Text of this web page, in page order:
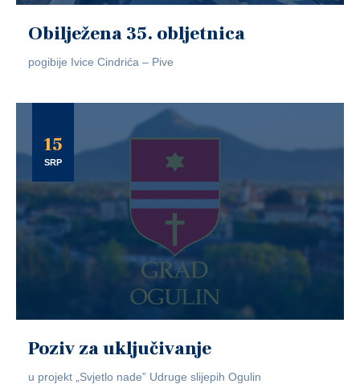
Obilježena 35. obljetnica
pogibije Ivice Cindrića – Pive
15
SRP
Poziv za uključivanje
u projekt „Svjetlo nade” Udruge slijepih Ogulin